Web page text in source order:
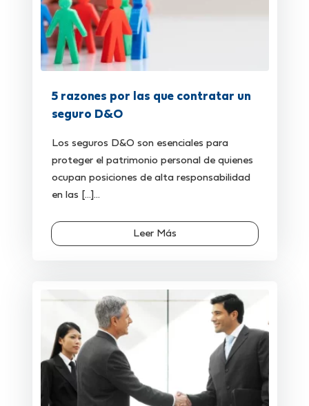
5 razones por las que contratar un
seguro D&O
Los seguros D&O son esenciales para
proteger el patrimonio personal de quienes
ocupan posiciones de alta responsabilidad
en las [...]...
Leer Más